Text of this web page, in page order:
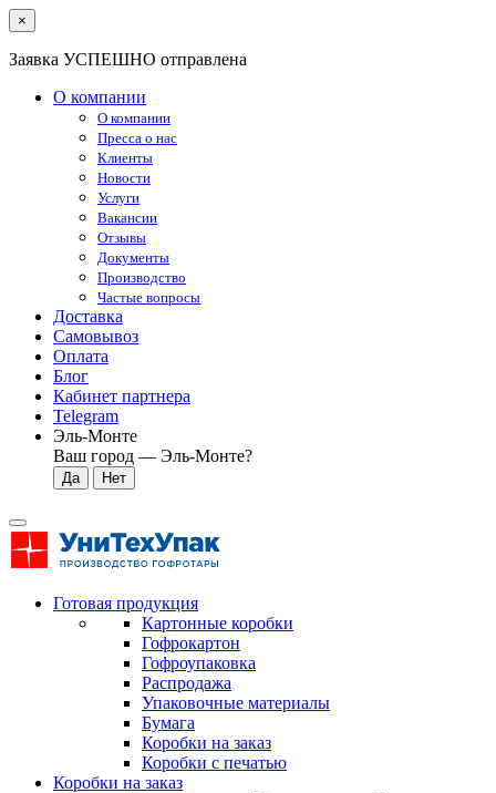
×
Заявка УСПЕШНО отправлена
О компании
О компании
Пресса о нас
Клиенты
Новости
Услуги
Вакансии
Отзывы
Документы
Производство
Частые вопросы
Доставка
Самовывоз
Оплата
Блог
Кабинет партнера
Telegram
Эль-Монте
Ваш город — Эль-Монте?
Готовая продукция
Картонные коробки
Гофрокартон
Гофроупаковка
Распродажа
Упаковочные материалы
Бумага
Коробки на заказ
Коробки с печатью
Коробки на заказ